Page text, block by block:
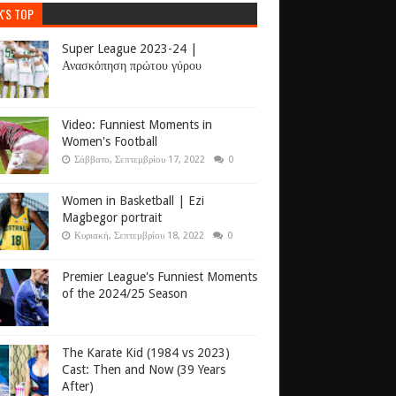
TOP
Super League 2023-24 |
Ανασκόπηση πρώτου γύρου
Video: Funniest Moments in
Women's Football
Σάββατο, Σεπτεμβρίου 17, 2022 0
Women in Basketball | Ezi
Magbegor portrait
Κυριακή, Σεπτεμβρίου 18, 2022 0
Premier League's Funniest Moments
of the 2024/25 Season
The Karate Kid (1984 vs 2023)
Cast: Then and Now (39 Years
After)